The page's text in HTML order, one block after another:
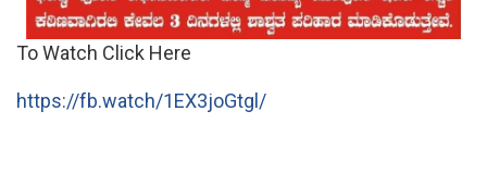
To Watch Click Here
https://fb.watch/1EX3joGtgl/